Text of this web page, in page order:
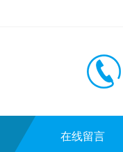
在线留言